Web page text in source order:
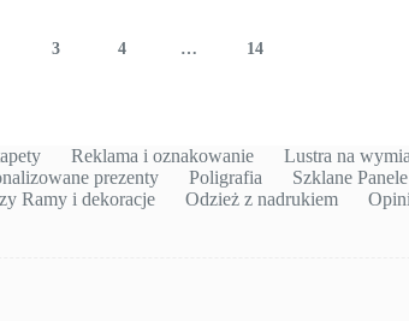
3 4 … 14
Reklama i oznakowanie Lustra na
prezenty
Poligrafia
Szklane Panele
Ramy i dekoracje
Odzież z nadrukiem